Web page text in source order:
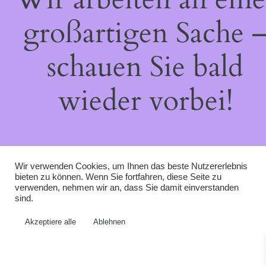
großartigen Sache
schauen Sie bald
wieder vorbei!
Wir verwenden Cookies, um Ihnen das beste Nutzererlebnis
bieten zu können. Wenn Sie fortfahren, diese Seite zu
verwenden, nehmen wir an, dass Sie damit einverstanden
sind.
Akzeptiere alle Ablehnen